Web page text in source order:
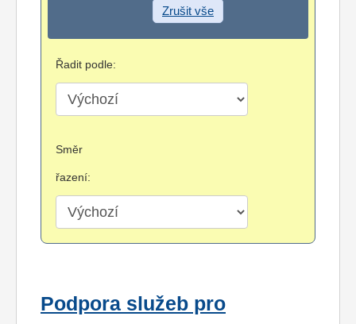
Zrušit vše
Řadit podle:
Směr
řazení:
Podpora služeb pro